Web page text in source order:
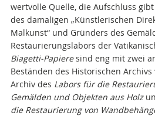
wertvolle Quelle, die Aufschluss
des damaligen „Künstlerischen
Malkunst“ und Gründers des
Restaurierungslabors der
Biagetti-Papieresind eng mit zwei
Beständen des Historischen
Archiv des Labors für die
Gemälden und Objekten aus Holz
die Restaurierung von